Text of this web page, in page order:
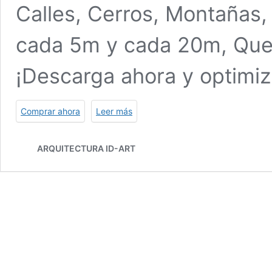
Calles, Cerros,
cada 5m y cada 20m,
¡Descarga ahora y
Comprar ahora Leer más
ARQUITECTURA ID-ART